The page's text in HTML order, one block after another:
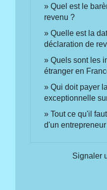
Quel est le
revenu ?
Quelle est la
déclaration de
Quels sont les
étranger en
Qui doit payer
exceptionnelle
Tout ce qu'il
d'un
Signaler